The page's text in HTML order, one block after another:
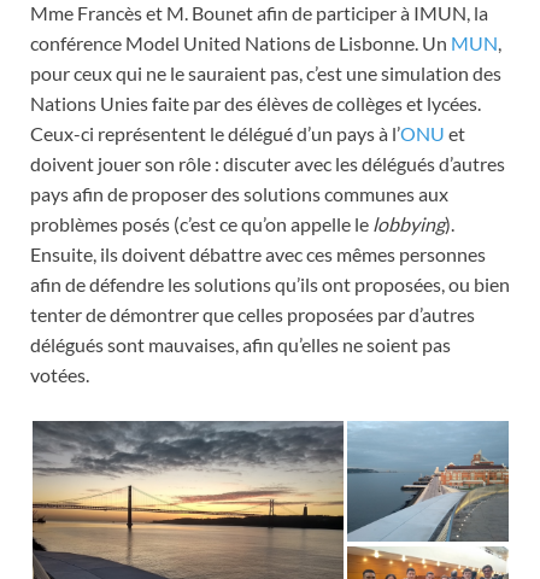
Mme Francès et M. Bounet afin de participer à IMUN, la
conférence Model United Nations de Lisbonne. Un MUN,
pour ceux qui ne le sauraient pas, c’est une simulation des
Nations Unies faite par des élèves de collèges et lycées.
Ceux-ci représentent le délégué d’un pays à l’ONU et
doivent jouer son rôle : discuter avec les délégués d’autres
pays afin de proposer des solutions communes aux
problèmes posés (c’est ce qu’on appelle le lobbying).
Ensuite, ils doivent débattre avec ces mêmes personnes
afin de défendre les solutions qu’ils ont proposées, ou bien
tenter de démontrer que celles proposées par d’autres
délégués sont mauvaises, afin qu’elles ne soient pas
votées.